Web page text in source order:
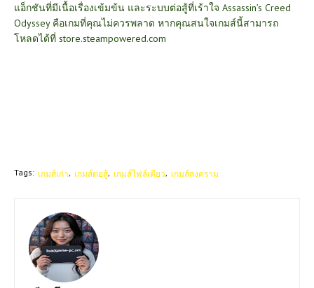
แอ็กชันที่มีเนื้อเรื่องเข้มข้น และระบบต่อสู้ที่เร้าใจ Assassin’s Creed
Odyssey คือเกมที่คุณไม่ควรพลาด หากคุณสนใจเกมส์นี้สามารถ
โหลดได้ที่ store.steampowered.com
Tags: เกมส์เก่า เกมส์ต่อสู้ เกมส์ไฟล์เดียว เกมส์สงคราม